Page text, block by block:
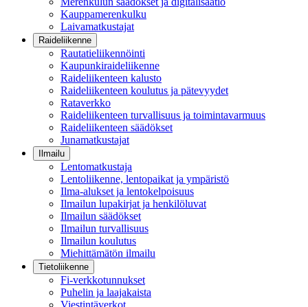
Kauppamerenkulku
Laivamatkustajat
Raideliikenne
Rautatieliikennöinti
Kaupunkiraideliikenne
Raideliikenteen kalusto
Raideliikenteen koulutus ja pätevyydet
Rataverkko
Raideliikenteen turvallisuus ja toimintavarmuus
Raideliikenteen säädökset
Junamatkustajat
Ilmailu
Lentomatkustaja
Lentoliikenne, lentopaikat ja ympäristö
Ilma-alukset ja lentokelpoisuus
Ilmailun lupakirjat ja henkilöluvat
Ilmailun säädökset
Ilmailun turvallisuus
Ilmailun koulutus
Miehittämätön ilmailu
Tietoliikenne
Fi-verkkotunnukset
Puhelin ja laajakaista
Viestintäverkot